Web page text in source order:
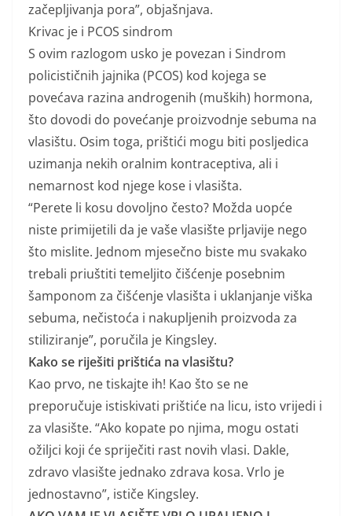
začepljivanja pora”, objašnjava.
Krivac je i PCOS sindrom
S ovim razlogom usko je povezan i Sindrom
policističnih jajnika (PCOS) kod kojega se
povećava razina androgenih (muških) hormona,
što dovodi do povećanje proizvodnje sebuma na
vlasištu. Osim toga, prištići mogu biti posljedica
uzimanja nekih oralnim kontraceptiva, ali i
nemarnost kod njege kose i vlasišta.
“Perete li kosu dovoljno često? Možda uopće
niste primijetili da je vaše vlasište prljavije nego
što mislite. Jednom mjesečno biste mu svakako
trebali priuštiti temeljito čišćenje posebnim
šamponom za čišćenje vlasišta i uklanjanje viška
sebuma, nečistoća i nakupljenih proizvoda za
stiliziranje”, poručila je Kingsley.
Kako se riješiti prištića na vlasištu?
Kao prvo, ne tiskajte ih! Kao što se ne
preporučuje istiskivati prištiće na licu, isto vrijedi i
za vlasište. “Ako kopate po njima, mogu ostati
ožiljci koji će spriječiti rast novih vlasi. Dakle,
zdravo vlasište jednako zdrava kosa. Vrlo je
jednostavno”, ističe Kingsley.